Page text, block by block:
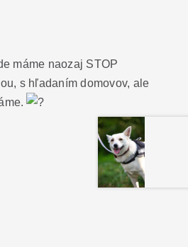
máme naozaj STOP
s hľadaním domovov, ale